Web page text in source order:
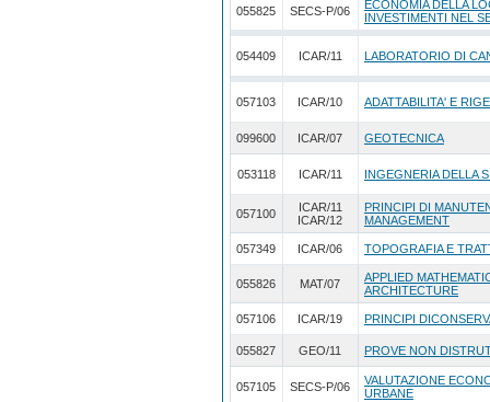
055825 SECS-P/06
ECONOMIA DELLA
INVESTIMENTI NEL
054409 ICAR/11 LABORATORIO DI
057103 ICAR/10 ADATTABILITA' E
099600 ICAR/07 GEOTECNICA
053118 ICAR/11 INGEGNERIA DELLA
057100
ICAR/11
ICAR/12
PRINCIPI DI
MANAGEMENT
057349 ICAR/06 TOPOGRAFIA E
055826 MAT/07
APPLIED
ARCHITECTURE
057106 ICAR/19 PRINCIPI
055827 GEO/11 PROVE NON
057105 SECS-P/06
VALUTAZIONE
URBANE